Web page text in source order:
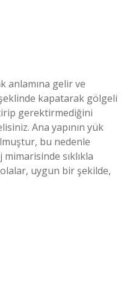
anlamına gelir ve
şeklinde kapatarak gölgeli
gerektirmediğini
Ana yapının yük
bu nedenle
sıklıkla
uygun bir şekilde,